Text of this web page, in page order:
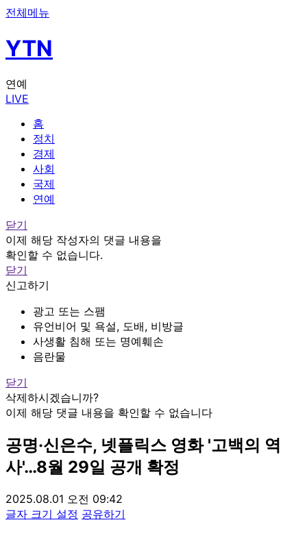
전체메뉴
YTN
연예
LIVE
홈
정치
경제
사회
국제
연예
닫기
이제 해당 작성자의 댓글 내용을
확인할 수 없습니다.
닫기
신고하기
광고 또는 스팸
유언비어 및 욕설, 도배, 비방글
사생활 침해 또는 명예훼손
음란물
닫기
삭제하시겠습니까?
이제 해당 댓글 내용을 확인할 수 없습니다
공명·신은수, 넷플릭스 영화 '고백의 역
사'…8월 29일 공개 확정
2025.08.01 오전 09:42
글자 크기 설정 공유하기